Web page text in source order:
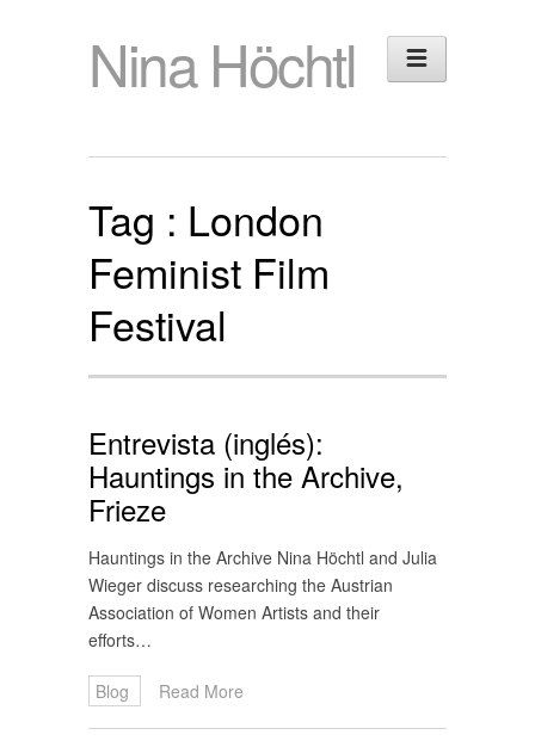
Nina Höchtl
Tag : London
Feminist Film
Festival
Entrevista (inglés):
Hauntings in the Archive,
Frieze
Hauntings in the Archive Nina Höchtl and Julia
Wieger discuss researching the Austrian
Association of Women Artists and their
efforts…
Blog Read More